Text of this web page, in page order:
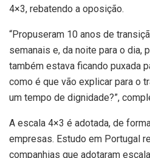
4×3, rebatendo a oposição.
“Propuseram 10 anos de
semanais e, da noite para o dia,
também estava ficando puxada
como é que vão explicar para o
um tempo de dignidade?”,
A escala 4×3 é adotada, de
empresas. Estudo em Portugal
companhias que adotaram